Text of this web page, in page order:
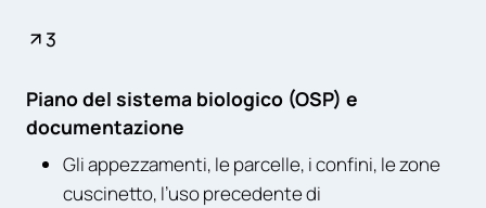
3
Piano del sistema biologico (OSP) e
documentazione
Gli appezzamenti, le parcelle, i confini, le zone
cuscinetto, l’uso precedente di